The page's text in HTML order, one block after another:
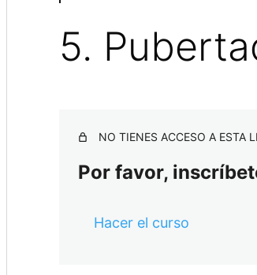
5.
NO TIENES ACCESO A ESTA
Por favor,
Hacer el curso